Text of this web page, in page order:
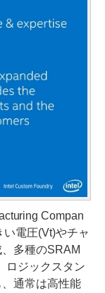
Compan
電圧(Vt)やチャ
多種のSRAM
ロジックスタン
通常は高性能